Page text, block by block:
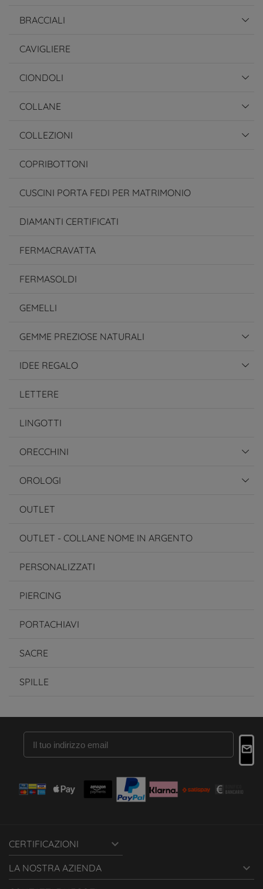
BRACCIALI
CAVIGLIERE
CIONDOLI
COLLANE
COLLEZIONI
COPRIBOTTONI
CUSCINI PORTA FEDI PER MATRIMONIO
DIAMANTI CERTIFICATI
FERMACRAVATTA
FERMASOLDI
GEMELLI
GEMME PREZIOSE NATURALI
IDEE REGALO
LETTERE
LINGOTTI
ORECCHINI
OROLOGI
OUTLET
OUTLET - COLLANE NOME IN ARGENTO
PERSONALIZZATI
PIERCING
PORTACHIAVI
SACRE
SPILLE
CERTIFICAZIONI 
LA NOSTRA AZIENDA 